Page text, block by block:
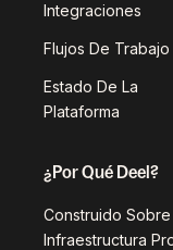
Integraciones
Flujos De Trabajo
Estado De La
Plataforma
¿Por Qué Deel?
Construido Sobre
Infraestructura